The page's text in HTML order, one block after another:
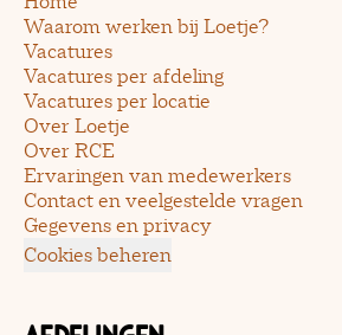
Waarom werken bij Loetje?
Vacatures
Vacatures per afdeling
Vacatures per locatie
Over Loetje
Over RCE
Ervaringen van medewerkers
Contact en veelgestelde vragen
Gegevens en privacy
Cookies beheren